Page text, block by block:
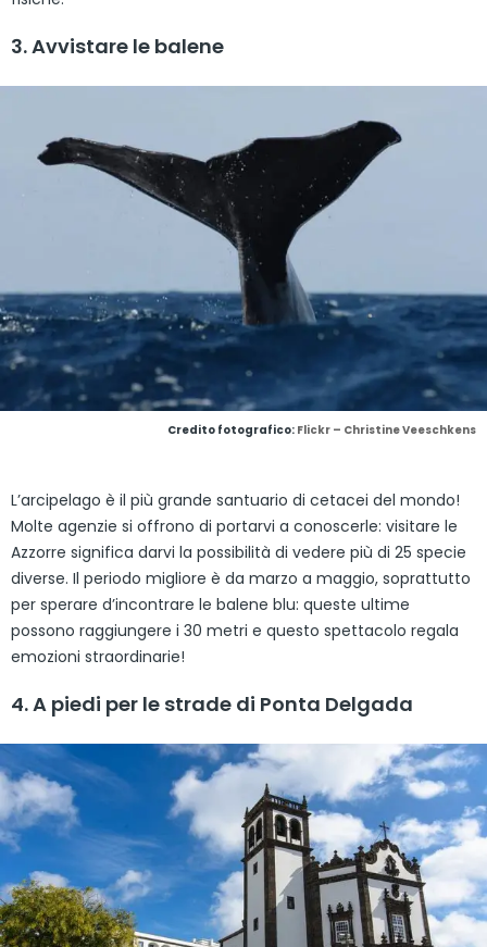
3. Avvistare le balene
Credito fotografico: Flickr – Christine Veeschkens
L’arcipelago è il più grande santuario di cetacei del mondo!
Molte agenzie si offrono di portarvi a conoscerle: visitare le
Azzorre significa darvi la possibilità di vedere più di 25 specie
diverse. Il periodo migliore è da marzo a maggio, soprattutto
per sperare d’incontrare le balene blu: queste ultime
possono raggiungere i 30 metri e questo spettacolo regala
emozioni straordinarie!
4. A piedi per le strade di Ponta Delgada